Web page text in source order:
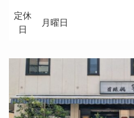
定休
日
月曜日